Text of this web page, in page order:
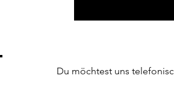
Du möchtest uns